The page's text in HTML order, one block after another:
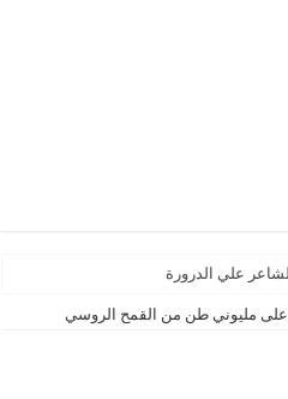
مليوني طن من القمح الروسي